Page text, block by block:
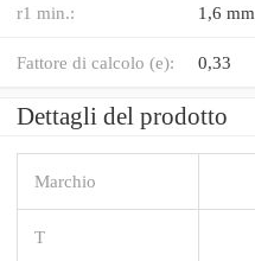
r1 min.: 1,6 mm
Fattore di calcolo (e): 0,33
Dettagli del prodotto
Marchio
T